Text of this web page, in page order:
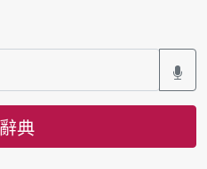
典